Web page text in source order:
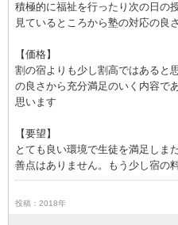
積極的に福祉を行ったり次の日の
見ているところから塾の対応の良
【価格】
割の宿よりも少し割高ではあると
の良さから充分満足のいく内容で
思います
【要望】
とても良い環境で生徒を満足しま
善点はありません。もう少し宿の
投稿：2018年